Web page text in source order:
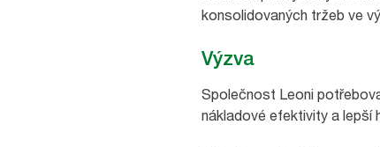
konsolidovaných tržeb ve
Výzva
Společnost Leoni
nákladové efektivity a lepší